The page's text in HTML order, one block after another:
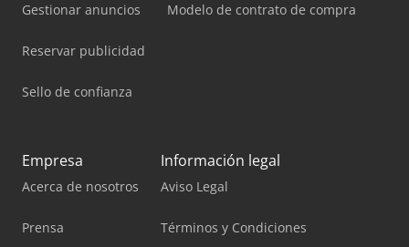
Gestionar anuncios
Reservar publicidad
Sello de confianza
Modelo de contrato de compra
Empresa
Acerca de nosotros
Prensa
Información legal
Aviso Legal
Términos y Condiciones